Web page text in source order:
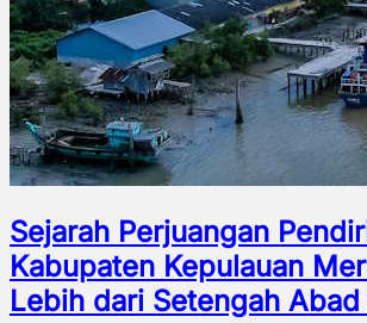
Sejarah Perjuangan
Kabupaten Kepulauan
Lebih dari Setengah Abad